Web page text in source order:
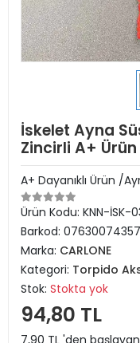
İskelet Ayna
Zincirli A+ Ürün
A+ Dayanıklı Ürün /
Ürün Kodu: KNN-İSK-
Barkod:
Marka: CARLONE
Kategori: Torpido
Stok: Stokta yok
94,80 TL
7,90 TL 'den